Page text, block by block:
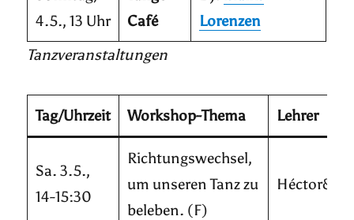
4.5., 13 Uhr
Café
Lorenzen
Tanzveranstaltungen
Tag/Uhrzeit Workshop-Thema Lehrer
Sa. 3.5.,
14-15:30
Richtungswechsel,
um unseren Tanz zu
beleben. (F)